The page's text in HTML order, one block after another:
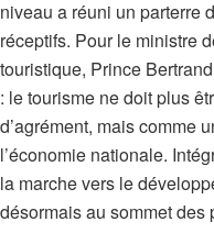
niveau a réuni un parterre
réceptifs. Pour le ministre
touristique, Prince
: le tourisme ne doit plus
d’agrément, mais comme
l’économie nationale.
la marche vers le
désormais au sommet